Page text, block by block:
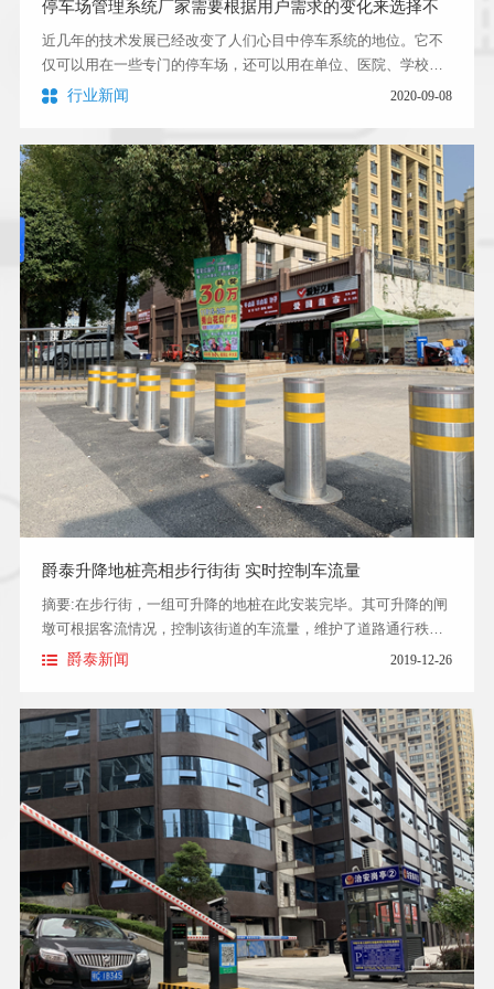
停车场管理系统厂家需要根据用户需求的变化来选择不
近几年的技术发展已经改变了人们心目中停车系统的地位。它不
仅可以用在一些专门的停车场，还可以用在单位、医院、学校、
居民小区、场馆、景点等多个地方，不同场所就会需要不同的管
行业新闻 2020-09-08
爵泰升降地桩亮相步行街街 实时控制车流量
摘要:在步行街，一组可升降的地桩在此安装完毕。其可升降的闸
墩可根据客流情况，控制该街道的车流量，维护了道路通行秩
序，有助于街道环境卫生的保持。
爵泰新闻 2019-12-26